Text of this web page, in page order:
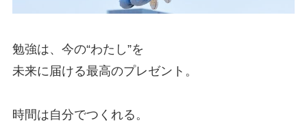
勉強は、今の“わたし”を
未来に届ける最高のプレゼント。
時間は自分でつくれる。